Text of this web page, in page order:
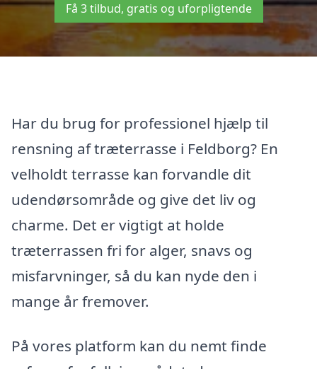
Få 3 tilbud, gratis og uforpligtende
Har du brug for professionel hjælp til
rensning af træterrasse i Feldborg? En
velholdt terrasse kan forvandle dit
udendørsområde og give det liv og
charme. Det er vigtigt at holde
træterrassen fri for alger, snavs og
misfarvninger, så du kan nyde den i
mange år fremover.
På vores platform kan du nemt finde